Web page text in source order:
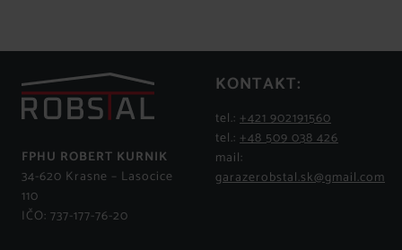
FPHU ROBERT KURNIK
34-620 Krasne – Lasocice
110
IČO: 737-177-76-20
KONTAKT:
tel.: +421 902191560
tel.: +48 509 038 426
mail:
garazerobstal.sk@gmail.com